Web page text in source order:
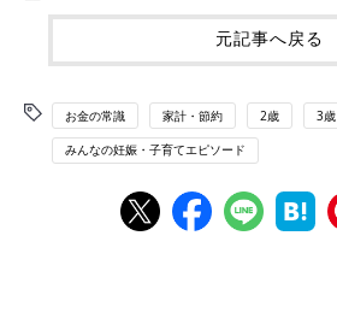
元記事へ戻る
お金の常識 家計・節約 2歳 3歳
みんなの妊娠・子育てエピソード